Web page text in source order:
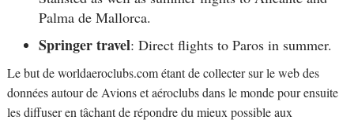
Palma de Mallorca.
Springer travel: Direct flights to Paros in summer.
Le but de worldaeroclubs.com étant de collecter sur le web des
données autour de Avions et aéroclubs dans le monde pour ensuite
les diffuser en tâchant de répondre du mieux possible aux